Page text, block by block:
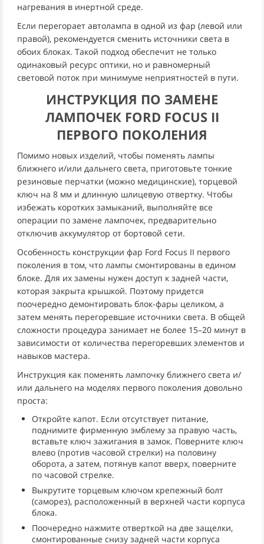
нагревания в инертной среде.
Если перегорает автолампа в одной из фар (левой или
правой), рекомендуется сменить источники света в
обоих блоках. Такой подход обеспечит не только
одинаковый ресурс оптики, но и равномерный
световой поток при минимуме неприятностей в пути.
ИНСТРУКЦИЯ ПО ЗАМЕНЕ
ЛАМПОЧЕК FORD FOCUS II
ПЕРВОГО ПОКОЛЕНИЯ
Помимо новых изделий, чтобы поменять лампы
ближнего и/или дальнего света, приготовьте тонкие
резиновые перчатки (можно медицинские), торцевой
ключ на 8 мм и длинную шлицевую отвертку. Чтобы
избежать коротких замыканий, выполняйте все
операции по замене лампочек, предварительно
отключив аккумулятор от бортовой сети.
Особенность конструкции фар Ford Focus II первого
поколения в том, что лампы смонтированы в едином
блоке. Для их замены нужен доступ к задней части,
которая закрыта крышкой. Поэтому придется
поочередно демонтировать блок-фары целиком, а
затем менять перегоревшие источники света. В общей
сложности процедура занимает не более 15–20 минут в
зависимости от количества перегоревших элементов и
навыков мастера.
Инструкция как поменять лампочку ближнего света и/
или дальнего на моделях первого поколения довольно
проста:
Откройте капот. Если отсутствует питание,
поднимите фирменную эмблему за правую часть,
вставьте ключ зажигания в замок. Поверните ключ
влево (против часовой стрелки) на половину
оборота, а затем, потянув капот вверх, поверните
по часовой стрелке.
Выкрутите торцевым ключом крепежный болт
(саморез), расположенный в верхней части корпуса
блока.
Поочередно нажмите отверткой на две защелки,
смонтированные снизу задней части корпуса